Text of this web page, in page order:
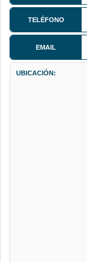
TELÉFONO
EMAIL
UBICACIÓN: